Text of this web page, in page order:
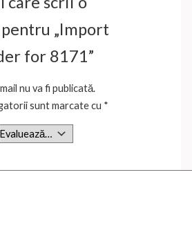
„Import
for 8171”
nu va fi publicată.
sunt marcate cu *